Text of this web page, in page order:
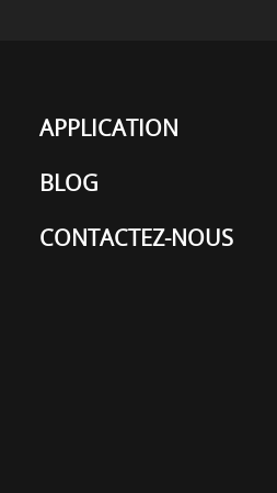
APPLICATION
BLOG
CONTACTEZ-NOUS